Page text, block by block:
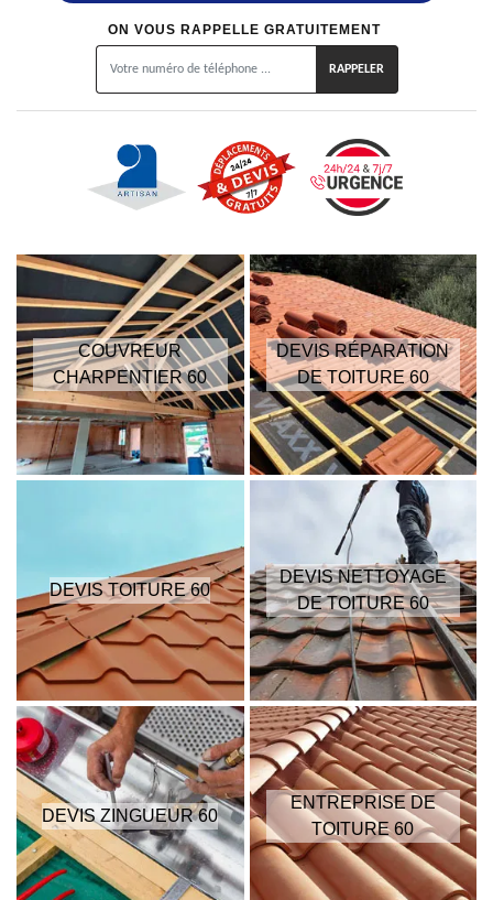
ON VOUS RAPPELLE GRATUITEMENT
COUVREUR
CHARPENTIER 60
DEVIS RÉPARATION
DE TOITURE 60
DEVIS TOITURE 60
DEVIS NETTOYAGE
DE TOITURE 60
DEVIS ZINGUEUR 60
ENTREPRISE DE
TOITURE 60